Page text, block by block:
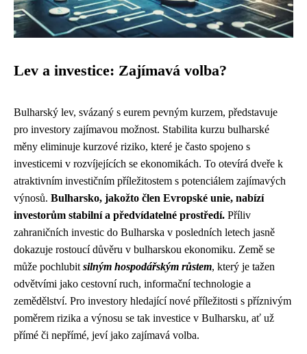
Lev a investice: Zajímavá volba?
Bulharský lev, svázaný s eurem pevným kurzem, představuje
pro investory zajímavou možnost. Stabilita kurzu bulharské
měny eliminuje kurzové riziko, které je často spojeno s
investicemi v rozvíjejících se ekonomikách. To otevírá dveře k
atraktivním investičním příležitostem s potenciálem zajímavých
výnosů. Bulharsko, jakožto člen Evropské unie, nabízí
investorům stabilní a předvídatelné prostředí. Příliv
zahraničních investic do Bulharska v posledních letech jasně
dokazuje rostoucí důvěru v bulharskou ekonomiku. Země se
může pochlubit silným hospodářským růstem, který je tažen
odvětvími jako cestovní ruch, informační technologie a
zemědělství. Pro investory hledající nové příležitosti s příznivým
poměrem rizika a výnosu se tak investice v Bulharsku, ať už
přímé či nepřímé, jeví jako zajímavá volba.